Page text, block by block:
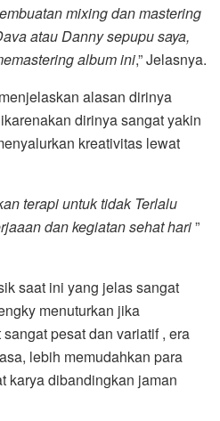
mixing dan mastering
atau Danny sepupu saya,
album ini,” Jelasnya.
alasan dirinya
dirinya sangat yakin
kreativitas lewat
terapi untuk tidak Terlalu
dan kegiatan sehat hari”
saat ini yang jelas sangat
menuturkan jika
pesat dan variatif , era
lebih memudahkan para
karya dibandingkan jaman